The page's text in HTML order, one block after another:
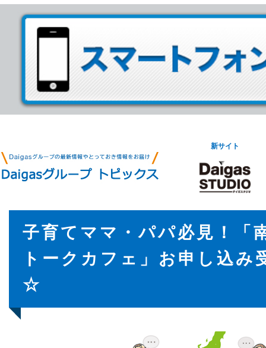
新サイト
子育てママ・パパ必見！「
トークカフェ」お申し込み
☆